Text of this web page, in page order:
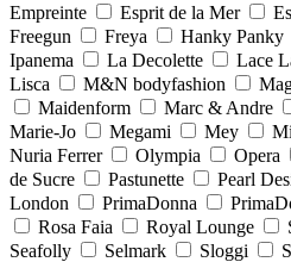
Empreinte
Esprit de la Mer
Freegun
Freya Hanky Panky
Ipanema
La Decolette Lace
Lisca
M&N bodyfashion
Maidenform
Marc & Andre
Marie-Jo
Megami Mey
Nuria Ferrer
Olympia Opera
de Sucre
Pastunette Pearl
London
PrimaDonna
Rosa Faia
Royal Lounge
Seafolly
Selmark Sloggi